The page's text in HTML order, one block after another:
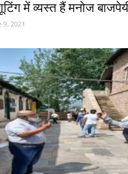
में व्यस्त हैं मनोज
9, 2021